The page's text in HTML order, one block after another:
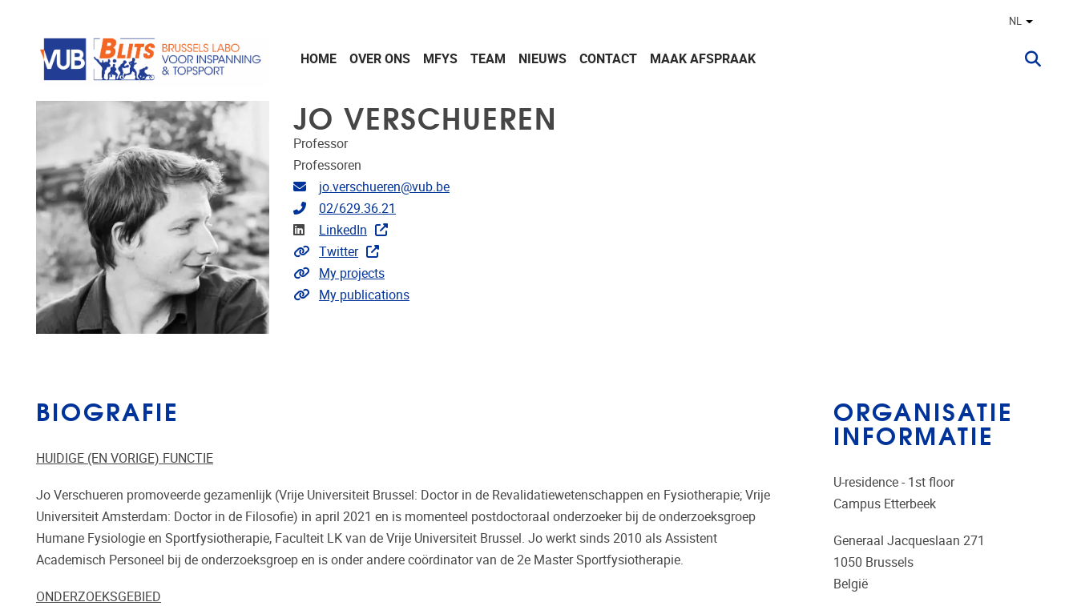
NL Andere
HOME OVER ONS MFYS TEAM NIEUWS CONTACT MAAK AFSPRAAK
JO VERSCHUEREN
Professor
Professoren
E-mailadres
jo.verschueren@vub.be
Telefoonnummer
02/629.36.21
LinkedIn
LinkedIn
Link naar CRIS
Twitter
Link naar projecten
My projects
Link naar publicaties
My publications
BIOGRAFIE
HUIDIGE (EN VORIGE) FUNCTIE
Jo Verschueren promoveerde gezamenlijk (Vrije Universiteit Brussel: Doctor in de Revalidatiewetenschappen en Fysiotherapie; Vrije
Universiteit Amsterdam: Doctor in de Filosofie) in april 2021 en is momenteel postdoctoraal onderzoeker bij de onderzoeksgroep
Humane Fysiologie en Sportfysiotherapie, Faculteit LK van de Vrije Universiteit Brussel. Jo werkt sinds 2010 als Assistent
Academisch Personeel bij de onderzoeksgroep en is onder andere coördinator van de 2e Master Sportfysiotherapie.
ONDERZOEKSGEBIED
ORGANISATIE
INFORMATIE
U-residence - 1st floor
Campus Etterbeek
Generaal Jacqueslaan 271
1050 Brussels
België